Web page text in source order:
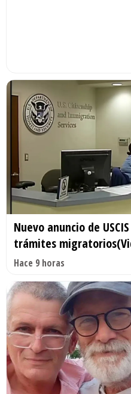
Nuevo anuncio de
trámites
Hace 9 horas